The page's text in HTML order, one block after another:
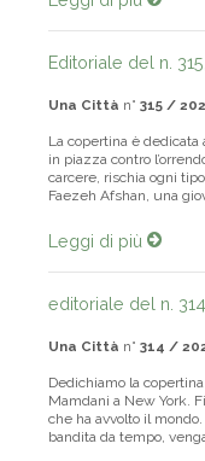
Leggi di più
Editoriale del n.
Una Città n° 315 /
La copertina è
in piazza contro
carcere, rischia ogni
Faezeh Afshan, una
Leggi di più
editoriale del n. 314
Una Città n° 314 /
Dedichiamo la
Mamdani a New York.
che ha avvolto il
bandita da tempo,